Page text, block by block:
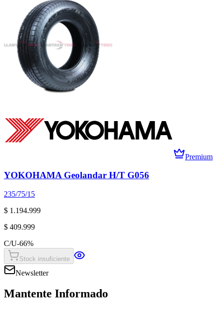
Premium
YOKOHAMA Geolandar H/T G056
235/75/15
$ 1.194.999
$ 409.999
C/U-66%
Stock insuficiente
Newsletter
Mantente Informado